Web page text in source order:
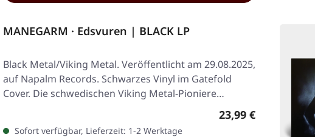
MANEGARM · Edsvuren | BLACK LP
Black Metal/Viking Metal. Veröffentlicht am 29.08.2025,
auf Napalm Records. Schwarzes Vinyl im Gatefold
Cover. Die schwedischen Viking Metal-Pioniere…
Regulärer Preis:
23,99 €
Sofort verfügbar, Lieferzeit: 1-2 Werktage